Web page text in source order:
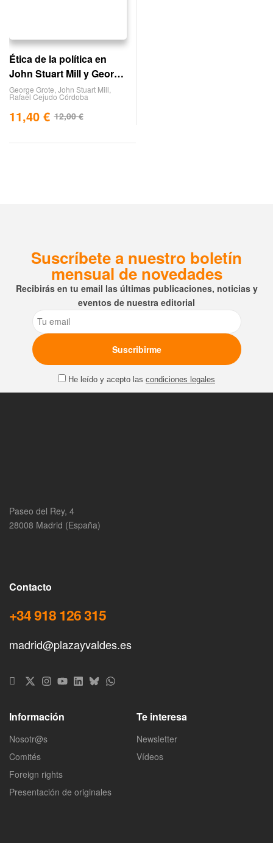
Ética de la política en
John Stuart Mill y George
Grote
George Grote John Stuart Mill
Rafael Cejudo Córdoba
12,00€
11,40 €
Suscríbete a nuestro boletín
mensual de novedades
Recibirás en tu email las últimas publicaciones, noticias y
eventos de nuestra editorial
Email
He leído y acepto las condiciones legales
Paseo del Rey, 4
28008 Madrid (España)
Contacto
+34 918 126 315
madrid@plazayvaldes.es
Información
Nosotr@s
Comités
Foreign rights
Presentación de originales
Te interesa
Newsletter
Vídeos